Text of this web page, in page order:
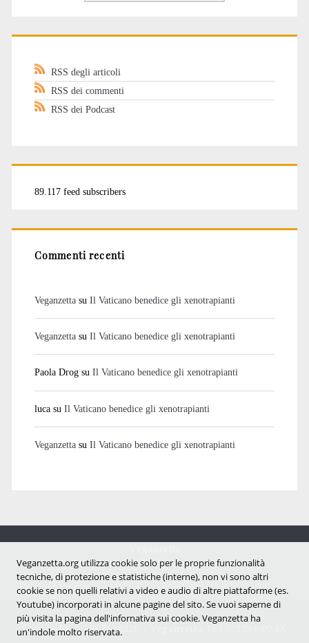
RSS degli articoli
RSS dei commenti
RSS dei Podcast
89.117 feed subscribers
Commenti recenti
Veganzettasu Il Vaticano benedice gli xenotrapianti
Veganzettasu Il Vaticano benedice gli xenotrapianti
Paola Drogsu Il Vaticano benedice gli xenotrapianti
lucasu Il Vaticano benedice gli xenotrapianti
Veganzettasu Il Vaticano benedice gli xenotrapianti
Notizie dal mondo vegan e antispecista
Copyright © 2007 - 2026 |
Veganzetta.org utilizza cookie solo per le proprie funzionalità
tecniche, di protezione e statistiche (interne), non vi sono altri
cookie se non quelli relativi a video e audio di altre piattaforme (es.
Youtube) incorporati in alcune pagine del sito. Se vuoi saperne di
più visita la pagina dell'infornativa sui cookie. Veganzetta ha
un'indole molto riservata.